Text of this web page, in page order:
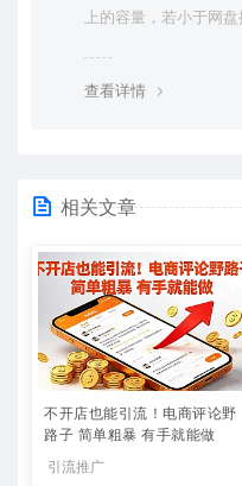
上的容量，若小于网
查看详情
相关文章
不开店也能引流！电商评论野
路子 简单粗暴 有手就能做
引流推广